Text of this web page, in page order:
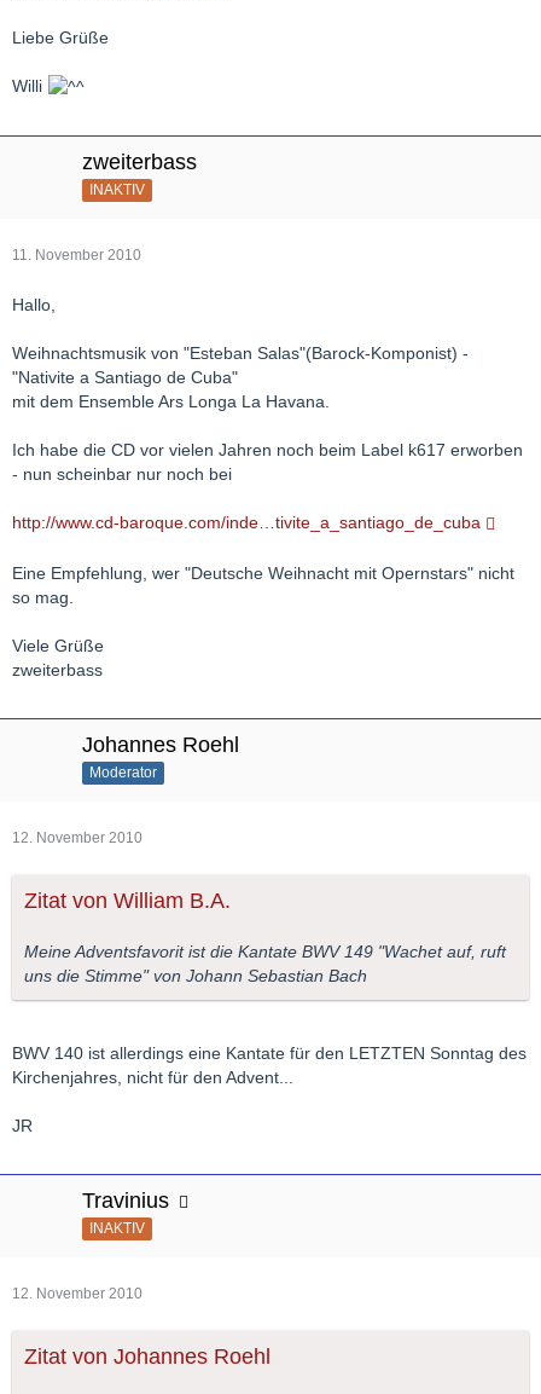
Liebe Grüße
Willi
zweiterbass
INAKTIV
11. November 2010
Hallo,
Weihnachtsmusik von "Esteban Salas"(Barock-Komponist) -
"Nativite a Santiago de Cuba"
mit dem Ensemble Ars Longa La Havana.
Ich habe die CD vor vielen Jahren noch beim Label k617 erworben
- nun scheinbar nur noch bei
http://www.cd-baroque.com/inde…tivite_a_santiago_de_cuba
Eine Empfehlung, wer "Deutsche Weihnacht mit Opernstars" nicht
so mag.
Viele Grüße
zweiterbass
Johannes Roehl
Moderator
12. November 2010
Zitat von William B.A.
Meine Adventsfavorit ist die Kantate BWV 149 "Wachet auf, ruft
uns die Stimme" von Johann Sebastian Bach
BWV 140 ist allerdings eine Kantate für den LETZTEN Sonntag des
Kirchenjahres, nicht für den Advent...
JR
Travinius
INAKTIV
12. November 2010
Zitat von Johannes Roehl